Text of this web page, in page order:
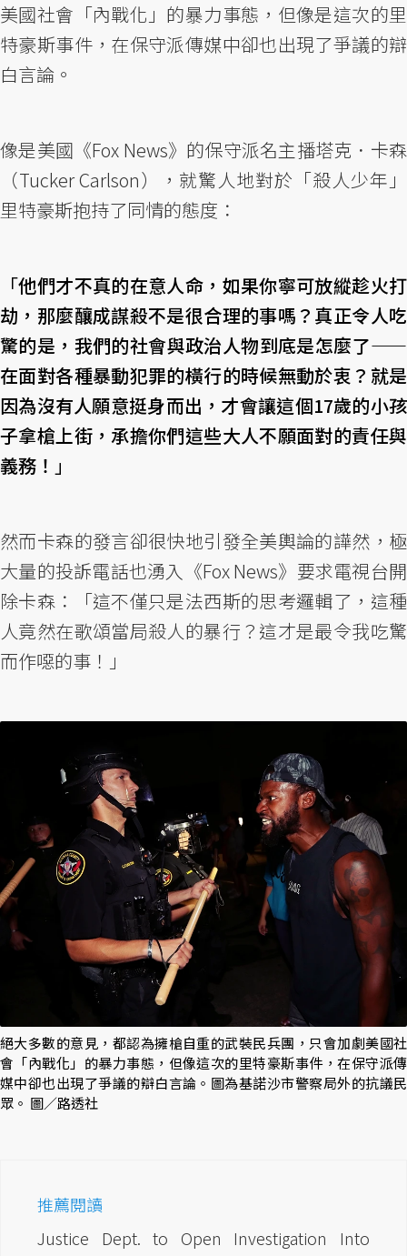
美國社會「內戰化」的暴力事態，但像是這次的里
特豪斯事件，在保守派傳媒中卻也出現了爭議的辯
白言論。
像是美國《Fox News》的保守派名主播塔克．卡森
（Tucker Carlson），就驚人地對於「殺人少年」
里特豪斯抱持了同情的態度：
「他們才不真的在意人命，如果你寧可放縱趁火打
劫，那麼釀成謀殺不是很合理的事嗎？真正令人吃
驚的是，我們的社會與政治人物到底是怎麼了——
在面對各種暴動犯罪的橫行的時候無動於衷？就是
因為沒有人願意挺身而出，才會讓這個17歲的小孩
子拿槍上街，承擔你們這些大人不願面對的責任與
義務！ 」
然而卡森的發言卻很快地引發全美輿論的譁然，極
大量的投訴電話也湧入《Fox News》要求電視台開
除卡森：「這不僅只是法西斯的思考邏輯了，這種
人竟然在歌頌當局殺人的暴行？這才是最令我吃驚
而作噁的事！」
絕大多數的意見，都認為擁槍自重的武裝民兵團，只會加劇美國社
會「內戰化」的暴力事態，但像這次的里特豪斯事件，在保守派傳
媒中卻也出現了爭議的辯白言論。圖為基諾沙市警察局外的抗議民
眾。 圖／路透社
推薦閱讀
Justice Dept. to Open Investigation Into